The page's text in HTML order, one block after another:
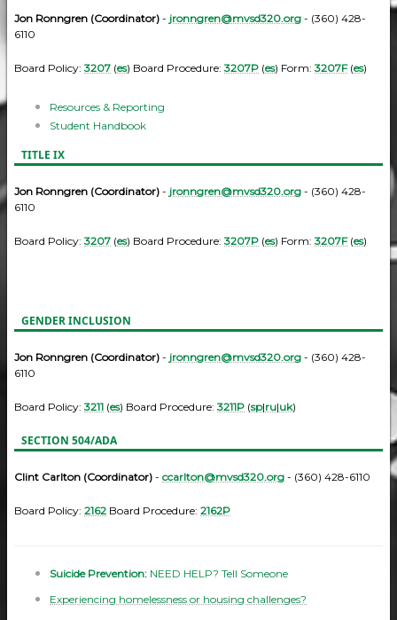
Jon Ronngren (Coordinator) - jronngren@mvsd320.org - (360) 428-
6110
Board Policy:3207 (es) Board Procedure:3207P (es) Form:3207F(es)
Resources & Reporting
Student Handbook
TITLE IX
Jon Ronngren (Coordinator) - jronngren@mvsd320.org - (360) 428-
6110
Board Policy:3207 (es) Board Procedure:3207P (es) Form:3207F(es)
GENDER INCLUSION
Jon Ronngren (Coordinator) - jronngren@mvsd320.org - (360) 428-
6110
Board Policy:3211 (es) Board Procedure:3211P (sp|ru|uk)
SECTION 504/ADA
Clint Carlton (Coordinator) - ccarlton@mvsd320.org - (360) 428-6110
Board Policy: 2162 Board Procedure: 2162P
Suicide Prevention: NEED HELP? Tell Someone
Experiencing homelessness or housing challenges?